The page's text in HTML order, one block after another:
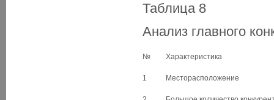
Таблица 8
Анализ главного
№ Характеристика
1 Месторасположение